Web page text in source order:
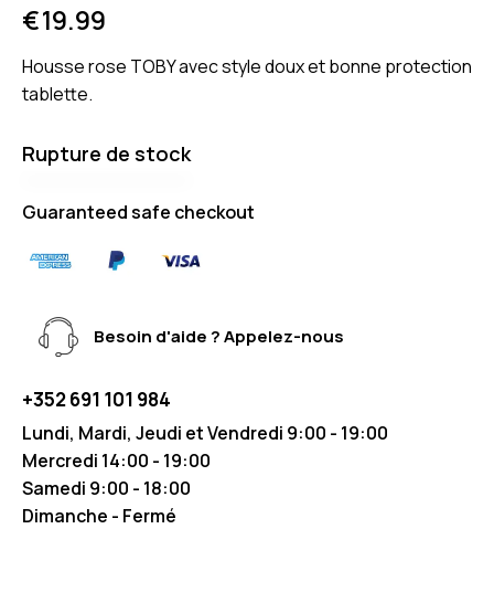
€19.99
Housse rose TOBY avec style doux et bonne protection
tablette.
Rupture de stock
Guaranteed safe checkout
Besoin d'aide ? Appelez-nous
+352 691 101 984
Lundi, Mardi, Jeudi et Vendredi 9:00 - 19:00
Mercredi 14:00 - 19:00
Samedi 9:00 - 18:00
Dimanche - Fermé